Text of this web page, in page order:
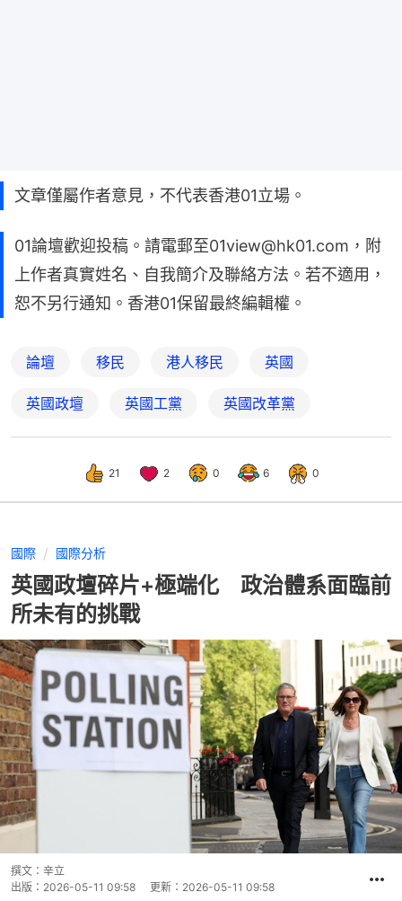
文章僅屬作者意見，不代表香港01立場。
01論壇歡迎投稿。請電郵至01view@hk01.com，附
上作者真實姓名、自我簡介及聯絡方法。若不適用，
恕不另行通知。香港01保留最終編輯權。
論壇 移民 港人移民 英國
英國政壇 英國工黨 英國改革黨
21 2 0 6 0
國際 國際分析
英國政壇碎片+極端化 政治體系面臨前
所未有的挑戰
撰文： 辛立
出版： 2026-05-11 09:58 更新： 2026-05-11 09:58